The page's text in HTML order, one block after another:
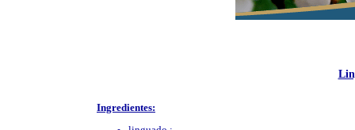
Ingredientes: